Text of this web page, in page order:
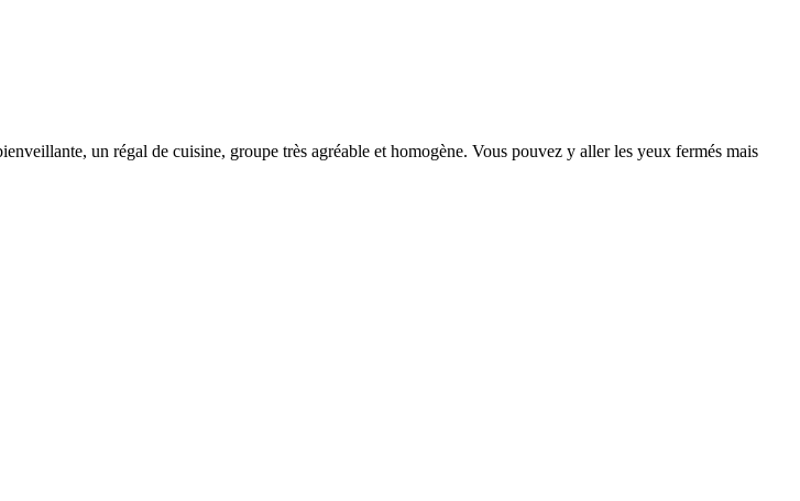
un régal de cuisine, groupe très agréable et homogène. Vous pouvez y aller les yeux fermés mais